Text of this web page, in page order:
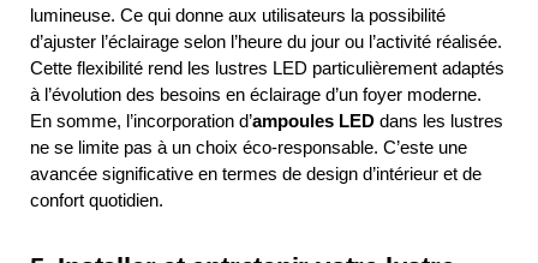
lumineuse. Ce qui donne aux utilisateurs la possibilité
d’ajuster l’éclairage selon l’heure du jour ou l’activité réalisée.
Cette flexibilité rend les lustres LED particulièrement adaptés
à l’évolution des besoins en éclairage d’un foyer moderne.
En somme, l’incorporation d’ampoules LED dans les lustres
ne se limite pas à un choix éco-responsable. C’este une
avancée significative en termes de design d’intérieur et de
confort quotidien.